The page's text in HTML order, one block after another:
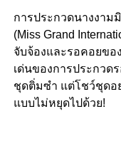
การประกวดนางงาม
(Miss Grand
จับจ้องและรอคอยขอ
เด่นของการประกวด
ชุดติ่มซำ แต่โชว์ชุดอ
แบบไม่หยุดไปด้วย!